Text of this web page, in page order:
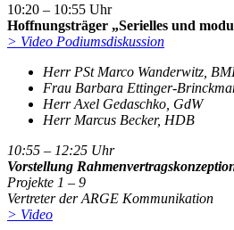
10:20 – 10:55 Uhr
Hoffnungsträger „Serielles und
> Video Podiumsdiskussion
Herr PSt Marco Wanderwitz,
Frau Barbara Ettinger-
Herr Axel Gedaschko, GdW
Herr Marcus Becker, HDB
10:55 – 12:25 Uhr
Vorstellung
Projekte 1 – 9
Vertreter der ARGE Kommunikation
> Video